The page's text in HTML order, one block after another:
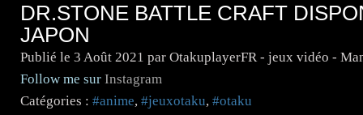
DR.STONE BATTLE CRAFT
JAPON
Publié le 3 Août 2021 par OtakuplayerFR - jeux vidéo -
Follow me sur Instagram
Catégories : #anime, #jeuxotaku, #otaku